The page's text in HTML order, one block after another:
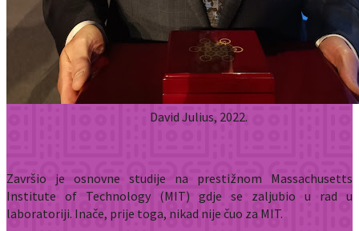
David Julius, 2022.
Završio je osnovne studije na prestižnom Massachusetts
Institute of Technology (MIT) gdje se zaljubio u rad u
laboratoriji. Inače, prije toga, nikad nije čuo za MIT.